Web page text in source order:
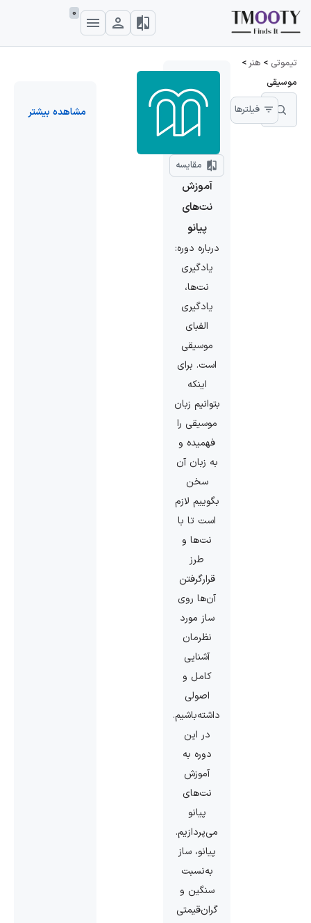
0
تیموتی > هنر>
موسیقی
فیلترها
مقایسه
آموزش
نت‌‌های
پیانو
درباره دوره:
یادگیری
نت‌ها،
یادگیری
الفبای
موسیقی
است. برای
اینکه
بتوانیم زبان
موسیقی را
فهمیده و
به زبان آن
سخن
بگوییم لازم
است تا با
نت‌ها و
طرز
قرارگرفتن
آن‌ها روی
ساز مورد
نظرمان
آشنایی
کامل و
اصولی
داشته‌باشیم.
در این
دوره به
آموزش
نت‌های
پیانو
می‌پردازیم.
پیانو، ساز
به‌نسبت
سنگین و
گران‌قیمتی
مشاهده بیشتر